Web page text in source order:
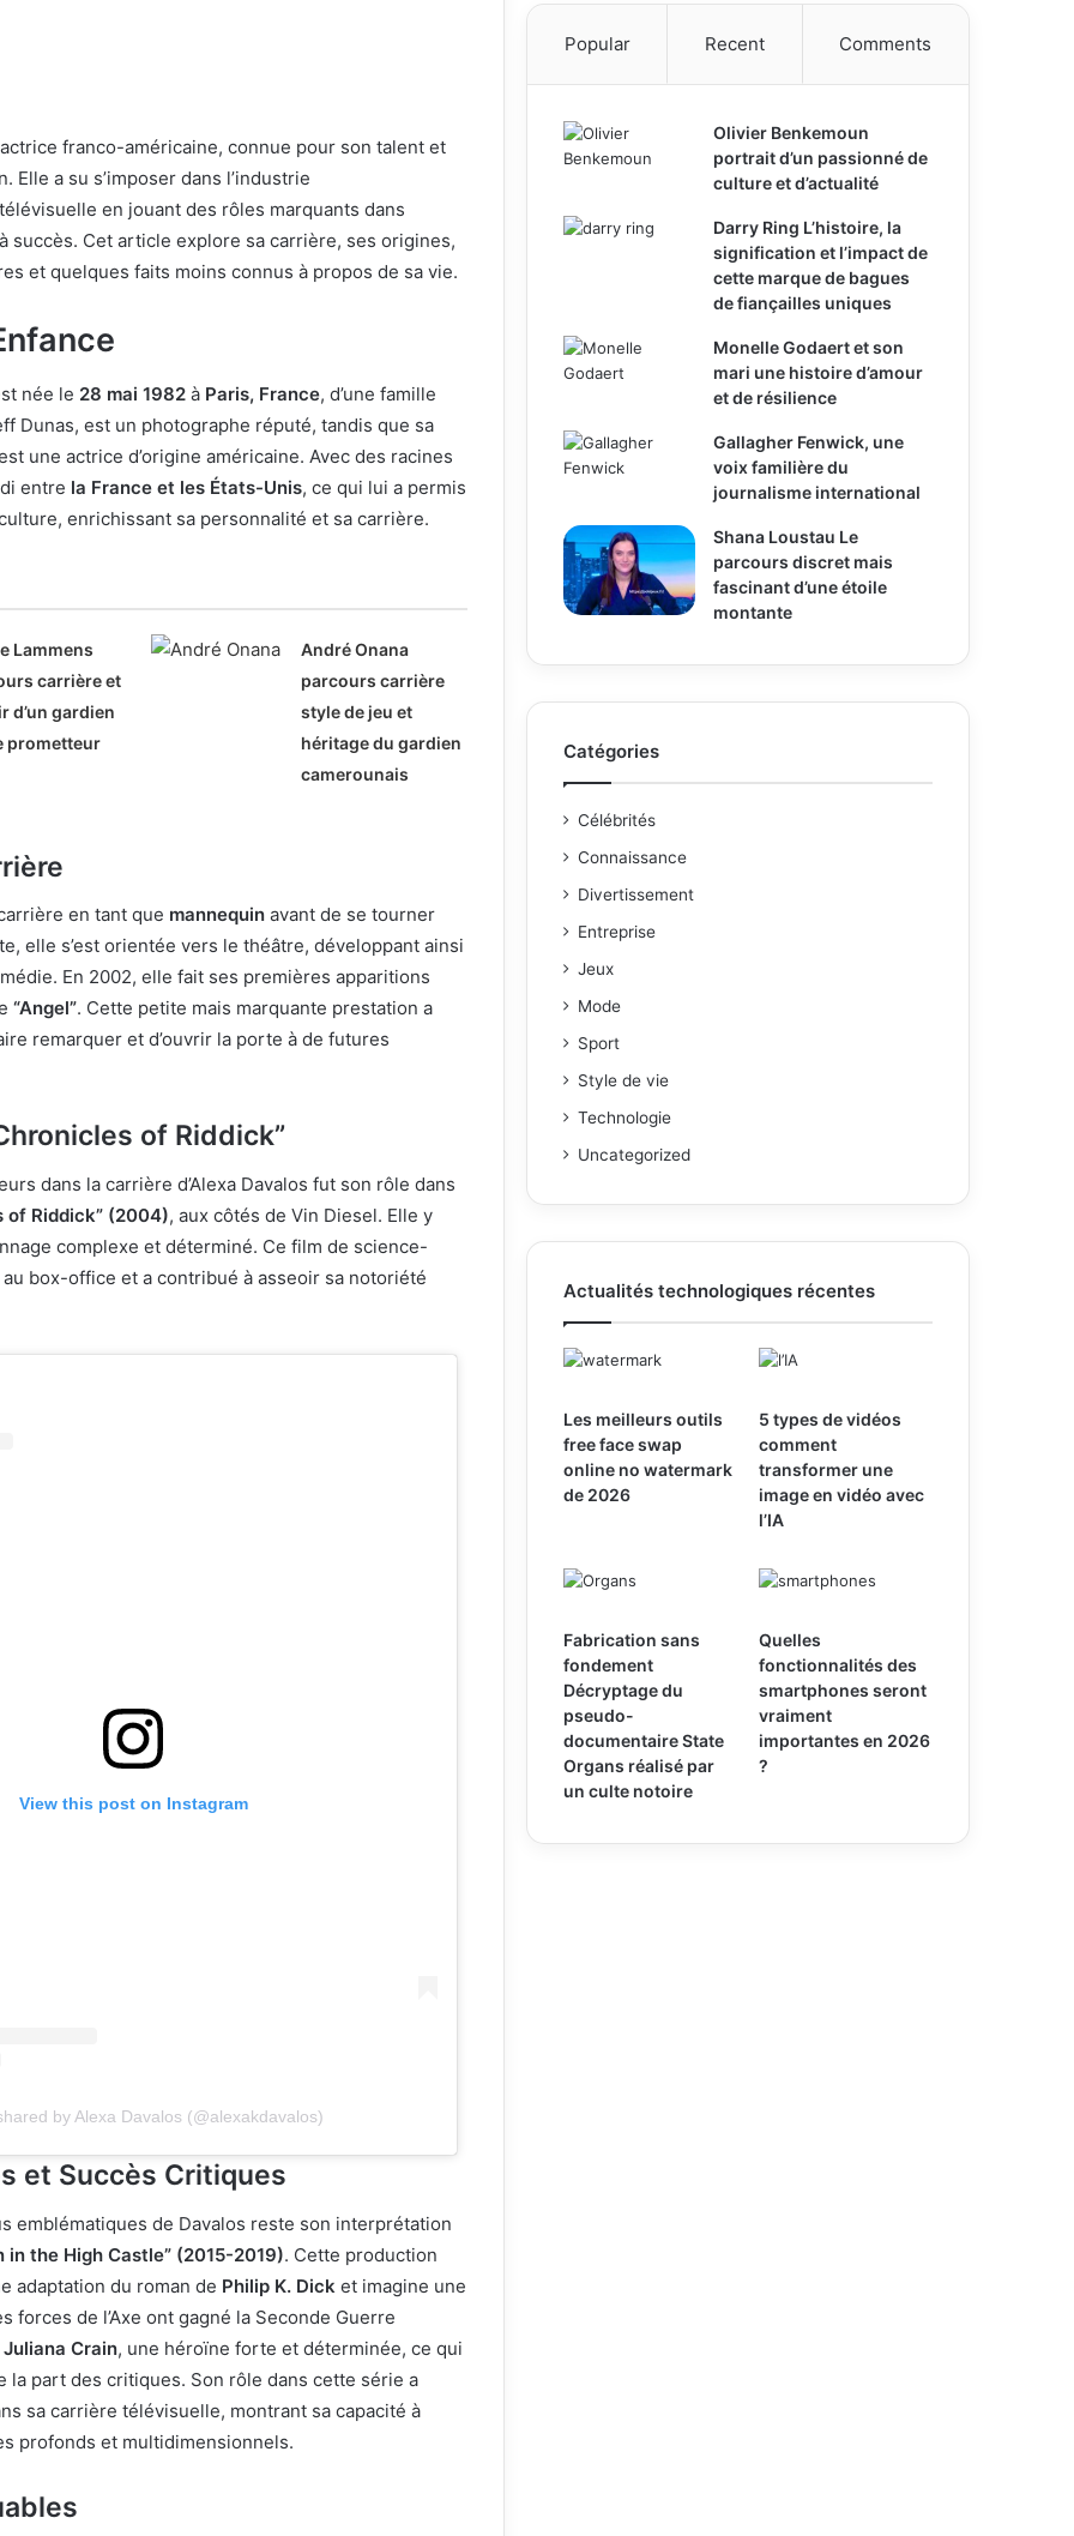
franco-américaine, connue pour son talent et
Elle a su s’imposer dans l’industrie
en jouant des rôles marquants dans
succès. Cet article explore sa carrière, ses origines,
et quelques faits moins connus à propos de sa vie.
née le 28 mai 1982 à Paris, France, d’une famille
Dunas, est un photographe réputé, tandis que sa
une actrice d’origine américaine. Avec des racines
entre la France et les États-Unis, ce qui lui a permis
enrichissant sa personnalité et sa carrière.
Lammens
carrière et
d’un gardien
prometteur
André Onana
parcours carrière
style de jeu et
héritage du gardien
camerounais
en tant que mannequin avant de se tourner
elle s’est orientée vers le théâtre, développant ainsi
En 2002, elle fait ses premières apparitions
“Angel”. Cette petite mais marquante prestation a
remarquer et d’ouvrir la porte à de futures
of Riddick”
dans la carrière d’Alexa Davalos fut son rôle dans
of Riddick” (2004), aux côtés de Vin Diesel. Elle y
complexe et déterminé. Ce film de science-
box-office et a contribué à asseoir sa notoriété
View this post on Instagram
by Alexa Davalos (@alexakdavalos)
et Succès Critiques
emblématiques de Davalos reste son interprétation
in the High Castle” (2015-2019). Cette production
adaptation du roman de Philip K. Dick et imagine une
forces de l’Axe ont gagné la Seconde Guerre
Juliana Crain, une héroïne forte et déterminée, ce qui
la part des critiques. Son rôle dans cette série a
sa carrière télévisuelle, montrant sa capacité à
profonds et multidimensionnels.
Popular Recent Comments
Olivier Benkemoun
portrait d’un passionné de
culture et d’actualité
Darry Ring L’histoire, la
signification et l’impact de
cette marque de bagues
de fiançailles uniques
Monelle Godaert et son
mari une histoire d’amour
et de résilience
Gallagher Fenwick, une
voix familière du
journalisme international
Shana Loustau Le
parcours discret mais
fascinant d’une étoile
montante
Catégories
Célébrités
Connaissance
Divertissement
Entreprise
Jeux
Mode
Sport
Style de vie
Technologie
Uncategorized
Actualités technologiques récentes
Les meilleurs outils
free face swap
online no watermark
de 2026
5 types de vidéos
comment
transformer une
image en vidéo avec
l’IA
Fabrication sans
fondement
Décryptage du
pseudo-
documentaire State
Organs réalisé par
un culte notoire
Quelles
fonctionnalités des
smartphones seront
vraiment
importantes en 2026
?